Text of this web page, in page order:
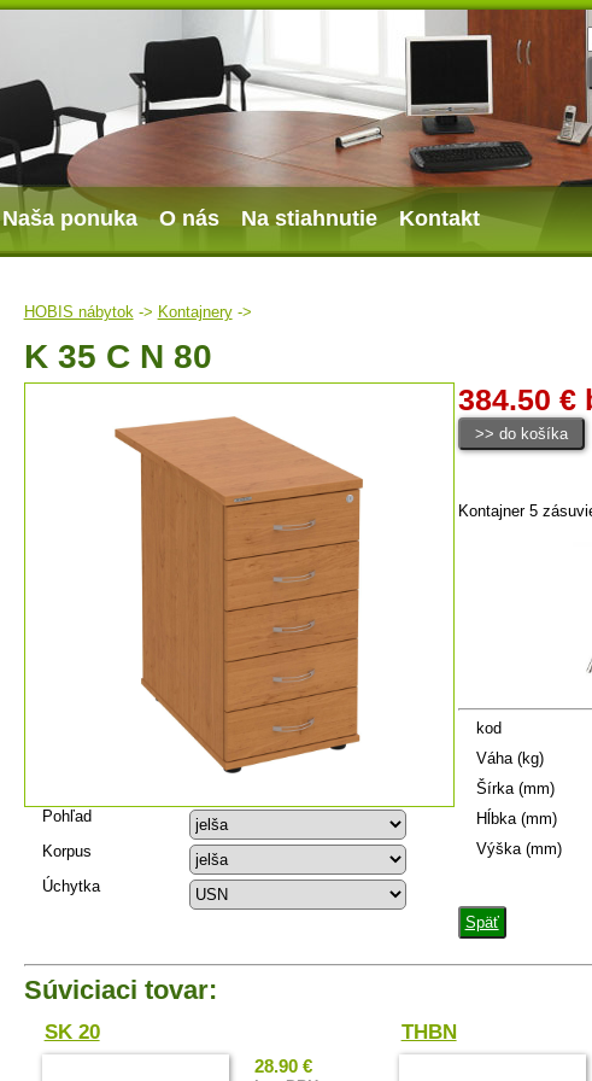
Naša ponuka O nás Na stiahnutie Kontakt
HOBIS nábytok-> Kontajnery->
K 35 C N 80
Pohľad
Korpus
Úchytka
384.50 €
Kontajner 5
kod
Váha (kg)
Šírka (mm)
Hĺbka (mm)
Výška (mm)
Späť
Súviciaci tovar:
SK 20
28.90 €
THBN